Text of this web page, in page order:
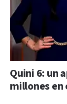
Quini 6: un
millones en